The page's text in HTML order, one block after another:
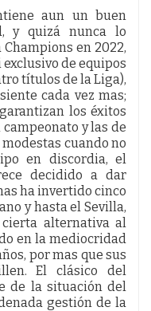
aun un buen
y quizá nunca lo
en 2022,
exclusivo de equipos
títulos de la Liga),
cada vez mas;
los éxitos
y las de
cuando no
en discordia, el
decidido a dar
ha invertido cinco
y hasta el Sevilla,
alternativa al
en la mediocridad
por mas que sus
El clásico del
de la situación del
gestión de la